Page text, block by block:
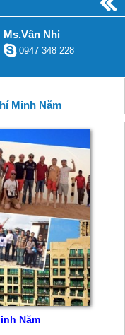
Ms.Vân Nhi
0947 348 228
Minh Năm
Năm